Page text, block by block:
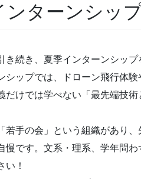
ンターンシッ
き続き、夏季インターンシップ
シップでは、ドローン飛行体
だけでは学べない「最先端技
若手の会」という組織があり
慢です。文系・理系、学年問
い！